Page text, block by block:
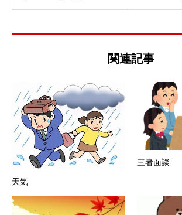
関連記事
天気
三者面談